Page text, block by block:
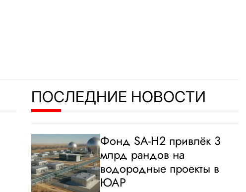
ПОСЛЕДНИЕ НОВОСТИ
Фонд SA-H2 привлёк 3
млрд рандов на
водородные проекты в
ЮАР